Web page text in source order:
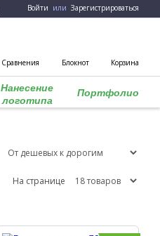
Войти или Зарегистрироваться
Сравнения Блокнот Корзина
Нанесение
логотипа
Портфолио
На странице